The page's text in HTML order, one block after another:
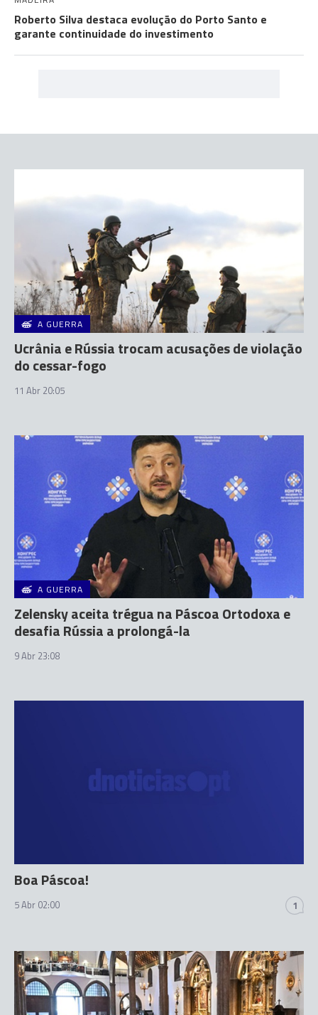
Roberto Silva destaca evolução do Porto Santo e
garante continuidade do investimento
A GUERRA
Ucrânia e Rússia trocam acusações de violação
do cessar-fogo
11 Abr 20:05
A GUERRA
Zelensky aceita trégua na Páscoa Ortodoxa e
desafia Rússia a prolongá-la
9 Abr 23:08
Boa Páscoa!
5 Abr 02:00 1